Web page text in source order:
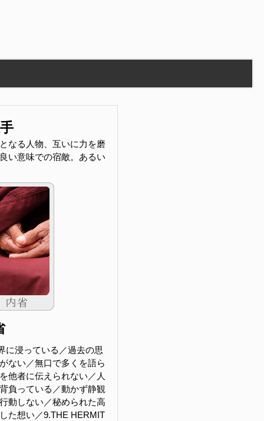
なる人物、互いに力を磨
い意味での宿敵。あるい
に浸っている／過去の思
ない／無口で多くを語ら
他者に伝えられない／人
負っている／動かず静観
動しない／秘められた高
た想い／9.THE HERMIT